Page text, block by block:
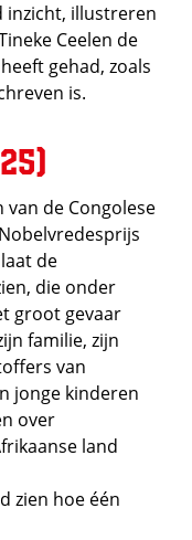
inzicht, illustreren
Ceelen de
gehad, zoals
is.
van de Congolese
de
die onder
groot gevaar
familie, zijn
van
jonge kinderen
over
land
zien hoe één